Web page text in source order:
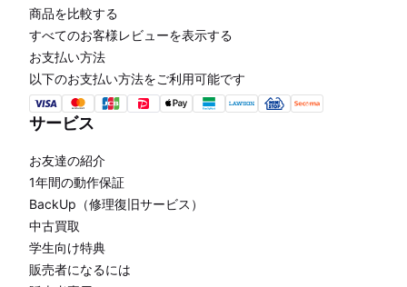
商品を比較する
すべてのお客様レビューを表示する
お支払い方法
以下のお支払い方法をご利用可能です
サービス
お友達の紹介
1年間の動作保証
BackUp（修理復旧サービス）
中古買取
学生向け特典
販売者になるには